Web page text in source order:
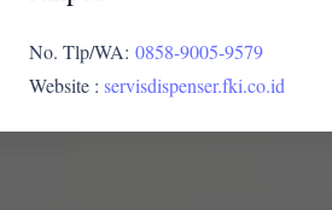
No. Tlp/WA: 0858-9005-9579
Website : servisdispenser.fki.co.id